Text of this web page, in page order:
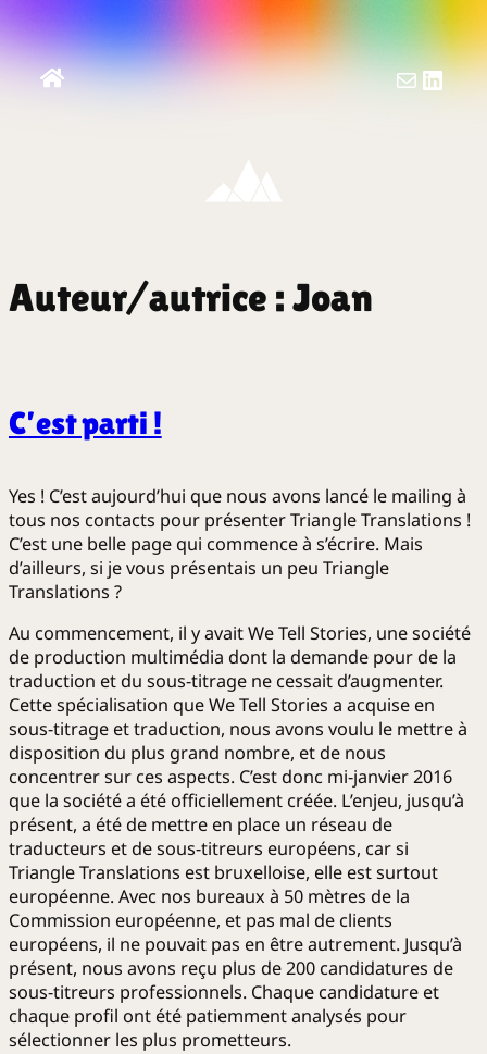
Aller
au
contenu
Mail
Auteur/autrice :Joan
C’est parti !
Yes ! C’est aujourd’hui que nous avons lancé le mailing à
tous nos contacts pour présenter Triangle Translations !
C’est une belle page qui commence à s’écrire. Mais
d’ailleurs, si je vous présentais un peu Triangle
Translations ?
Au commencement, il y avait We Tell Stories, une société
de production multimédia dont la demande pour de la
traduction et du sous-titrage ne cessait d’augmenter.
Cette spécialisation que We Tell Stories a acquise en
sous-titrage et traduction, nous avons voulu le mettre à
disposition du plus grand nombre, et de nous
concentrer sur ces aspects. C’est donc mi-janvier 2016
que la société a été officiellement créée. L’enjeu, jusqu’à
présent, a été de mettre en place un réseau de
traducteurs et de sous-titreurs européens, car si
Triangle Translations est bruxelloise, elle est surtout
européenne. Avec nos bureaux à 50 mètres de la
Commission européenne, et pas mal de clients
européens, il ne pouvait pas en être autrement. Jusqu’à
présent, nous avons reçu plus de 200 candidatures de
sous-titreurs professionnels. Chaque candidature et
chaque profil ont été patiemment analysés pour
sélectionner les plus prometteurs.